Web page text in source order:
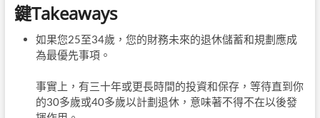
鍵Takeaways
如果您25至34歲，您的財務未來的退休儲蓄和規劃應成
為最優先事項。
事實上，有三十年或更長時間的投資和保存，等待直到你
的30多歲或40多歲以計劃退休，意味著不得不在以後發